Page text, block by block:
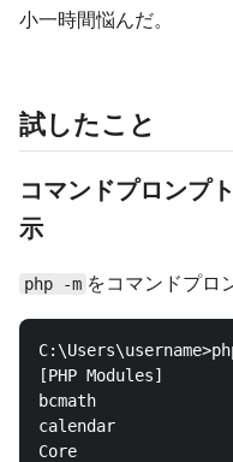
小一時間悩んだ。
試したこと
コマンドプロンプ
示
php -m をコマンドプロ
[PHP Modules]
bcmath
calendar
Core